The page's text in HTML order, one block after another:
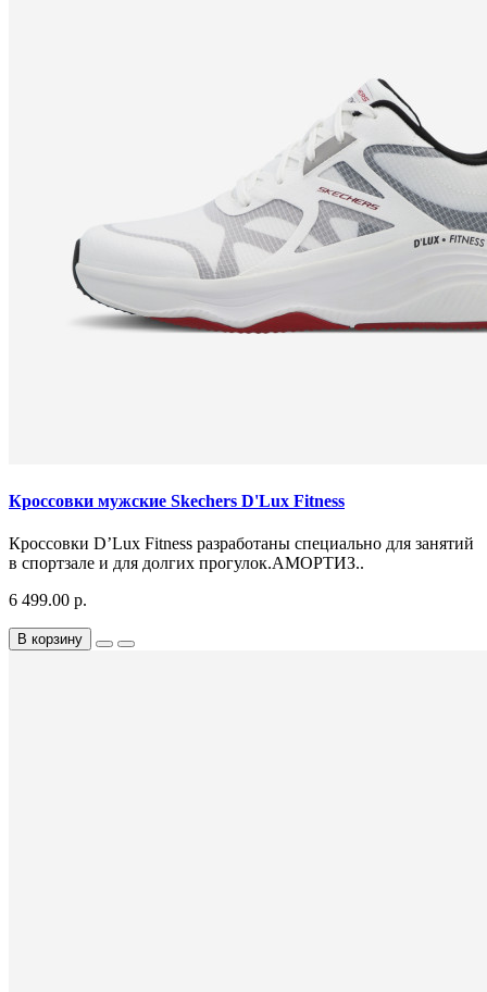
Кроссовки мужские Skechers D'Lux Fitness
Кроссовки D’Lux Fitness разработаны специально для занятий
в спортзале и для долгих прогулок.АМОРТИЗ..
6 499.00 р.
В корзину